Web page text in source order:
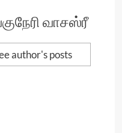
வாசஸ்ரீ
author's posts